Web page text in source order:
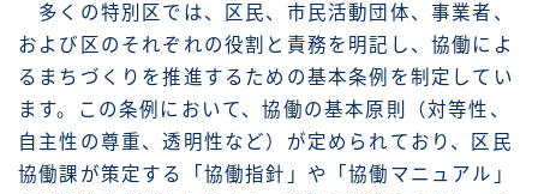
多くの特別区では、区民、市民活動団体、事業者、
および区のそれぞれの役割と責務を明記し、協働によ
るまちづくりを推進するための基本条例を制定してい
ます。この条例において、協働の基本原則（対等性、
自主性の尊重、透明性など）が定められており、区民
協働課が策定する「協働指針」や「協働マニュアル」